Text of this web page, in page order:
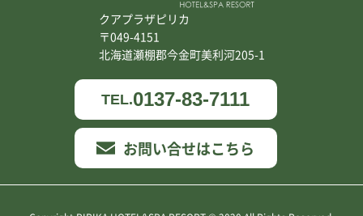
クアプラザピリカ
〒049-4151
北海道瀬棚郡今金町美利河205-1
TEL.0137-83-7111
お問い合せはこちら